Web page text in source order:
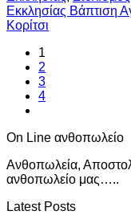
Εκκλησίας Βάπτιση
Κορίτσι
1
2
3
4
On Line ανθοπωλείο
Ανθοπωλεία,
ανθοπωλείο μας…..
Latest Posts